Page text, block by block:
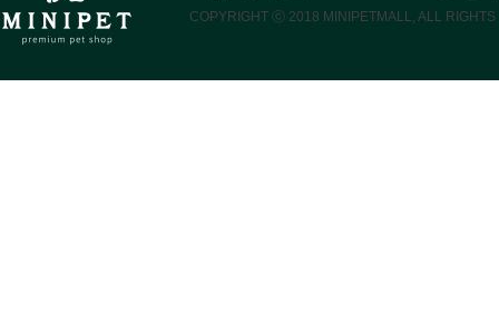
COPYRIGHT ⓒ 2018 MINIPETMALL, ALL